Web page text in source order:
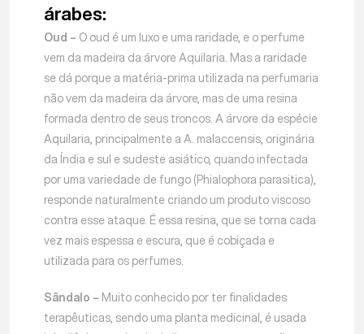
árabes:
Oud – O oud é um luxo e uma raridade, e o perfume
vem da madeira da árvore Aquilaria. Mas a raridade
se dá porque a matéria-prima utilizada na perfumaria
não vem da madeira da árvore, mas de uma resina
formada dentro de seus troncos. A árvore da espécie
Aquilaria, principalmente a A. malaccensis, originária
da Índia e sul e sudeste asiático, quando infectada
por uma variedade de fungo (Phialophora parasitica),
responde naturalmente criando um produto viscoso
contra esse ataque. É essa resina, que se torna cada
vez mais espessa e escura, que é cobiçada e
utilizada para os perfumes.
Sândalo – Muito conhecido por ter finalidades
terapêuticas, sendo uma planta medicinal, é usada